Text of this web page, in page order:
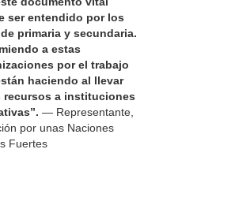
ser entendido por los
primaria y secundaria.
a estas
por el trabajo
haciendo al llevar
recursos a instituciones
— Representante,
por unas Naciones
Fuertes